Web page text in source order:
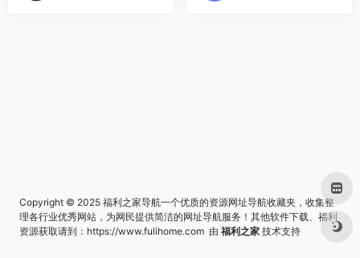
Copyright © 2025 福利之家导航一个优质的资源网址导航收藏夹，收集整
理各行业优秀网站，为网民提供简洁的网址导航服务！其他软件下载、福利
资源获取请到： https://www.fulihome.com 由 福利之家 技术支持